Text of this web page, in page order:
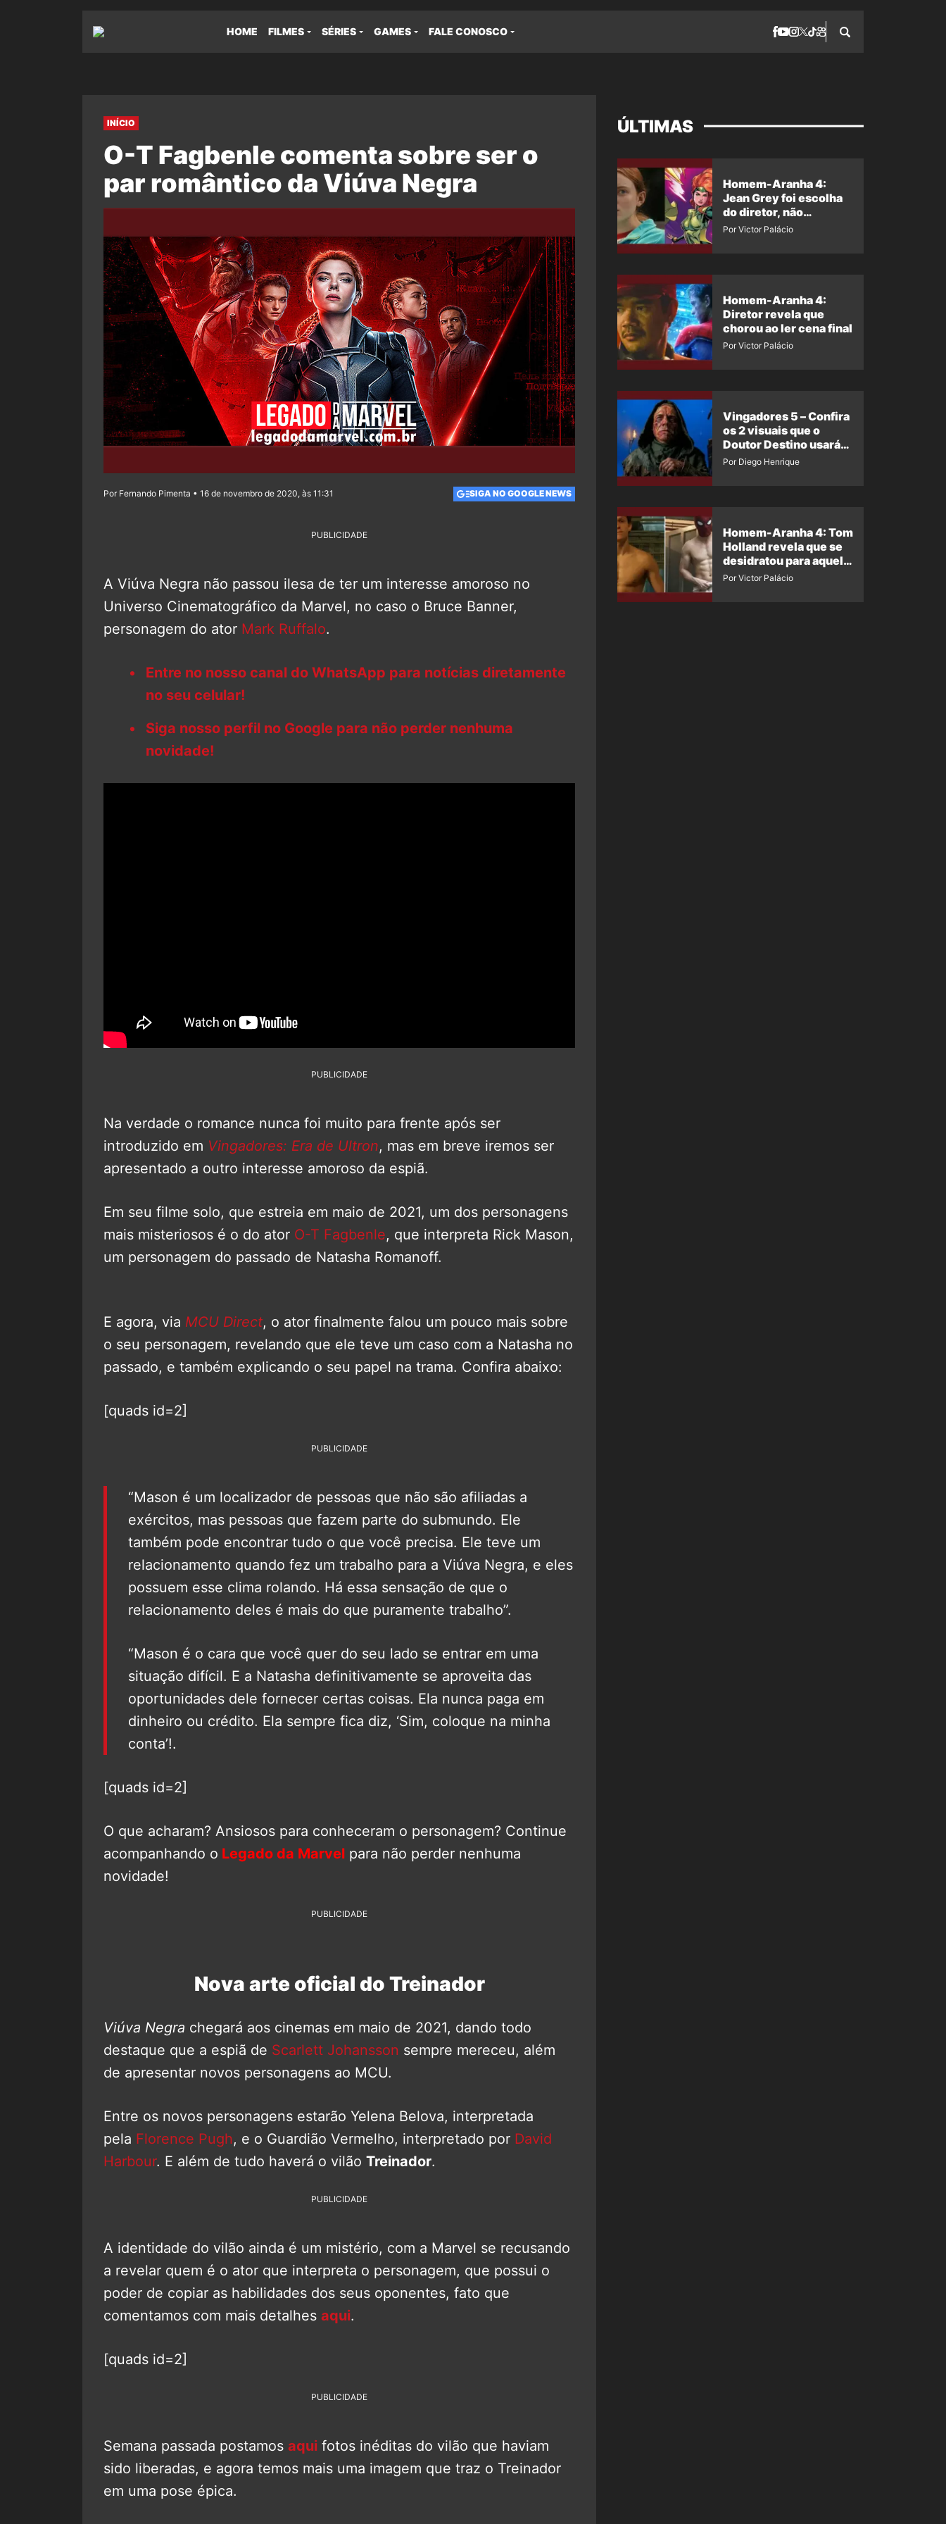
HOME FILMES SÉRIES GAMES FALE CONOSCO
INÍCIO
O-T Fagbenle comenta sobre ser o
par romântico da Viúva Negra
Por Fernando Pimenta • 16 de novembro de 2020, às 11:31 SIGA NO GOOGLE NEWS
PUBLICIDADE
A Viúva Negra não passou ilesa de ter um interesse amoroso no
Universo Cinematográfico da Marvel, no caso o Bruce Banner,
personagem do ator Mark Ruffalo.
Entre no nosso canal do WhatsApp para notícias diretamente
no seu celular!
Siga nosso perfil no Google para não perder nenhuma
novidade!
PUBLICIDADE
Na verdade o romance nunca foi muito para frente após ser
introduzido em Vingadores: Era de Ultron, mas em breve iremos ser
apresentado a outro interesse amoroso da espiã.
Em seu filme solo, que estreia em maio de 2021, um dos personagens
mais misteriosos é o do ator O-T Fagbenle, que interpreta Rick Mason,
um personagem do passado de Natasha Romanoff.
E agora, via MCU Direct, o ator finalmente falou um pouco mais sobre
o seu personagem, revelando que ele teve um caso com a Natasha no
passado, e também explicando o seu papel na trama. Confira abaixo:
[quads id=2]
PUBLICIDADE
“Mason é um localizador de pessoas que não são afiliadas a
exércitos, mas pessoas que fazem parte do submundo. Ele
também pode encontrar tudo o que você precisa. Ele teve um
relacionamento quando fez um trabalho para a Viúva Negra, e eles
possuem esse clima rolando. Há essa sensação de que o
relacionamento deles é mais do que puramente trabalho”.
“Mason é o cara que você quer do seu lado se entrar em uma
situação difícil. E a Natasha definitivamente se aproveita das
oportunidades dele fornecer certas coisas. Ela nunca paga em
dinheiro ou crédito. Ela sempre fica diz, ‘Sim, coloque na minha
conta’!.
[quads id=2]
O que acharam? Ansiosos para conheceram o personagem? Continue
acompanhando o Legado da Marvel para não perder nenhuma
novidade!
PUBLICIDADE
Nova arte oficial do Treinador
Viúva Negra chegará aos cinemas em maio de 2021, dando todo
destaque que a espiã de Scarlett Johansson sempre mereceu, além
de apresentar novos personagens ao MCU.
Entre os novos personagens estarão Yelena Belova, interpretada
pela Florence Pugh, e o Guardião Vermelho, interpretado por David
Harbour. E além de tudo haverá o vilão Treinador.
PUBLICIDADE
A identidade do vilão ainda é um mistério, com a Marvel se recusando
a revelar quem é o ator que interpreta o personagem, que possui o
poder de copiar as habilidades dos seus oponentes, fato que
comentamos com mais detalhes aqui.
[quads id=2]
PUBLICIDADE
Semana passada postamos aqui fotos inéditas do vilão que haviam
sido liberadas, e agora temos mais uma imagem que traz o Treinador
em uma pose épica.
ÚLTIMAS
Homem-Aranha 4:
Jean Grey foi escolha
do diretor, não
imposição da Marvel
Por Victor Palácio
Homem-Aranha 4:
Diretor revela que
chorou ao ler cena final
Por Victor Palácio
Vingadores 5 – Confira
os 2 visuais que o
Doutor Destino usará
no filme
Por Diego Henrique
Homem-Aranha 4: Tom
Holland revela que se
desidratou para aquela
cena
Por Victor Palácio